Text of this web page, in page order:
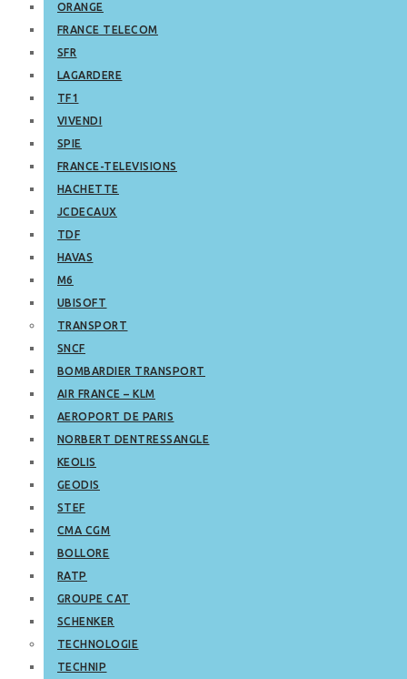
ORANGE
FRANCE TELECOM
SFR
LAGARDERE
TF1
VIVENDI
SPIE
FRANCE-TELEVISIONS
HACHETTE
JCDECAUX
TDF
HAVAS
M6
UBISOFT
TRANSPORT
SNCF
BOMBARDIER TRANSPORT
AIR FRANCE – KLM
AEROPORT DE PARIS
NORBERT DENTRESSANGLE
KEOLIS
GEODIS
STEF
CMA CGM
BOLLORE
RATP
GROUPE CAT
SCHENKER
TECHNOLOGIE
TECHNIP